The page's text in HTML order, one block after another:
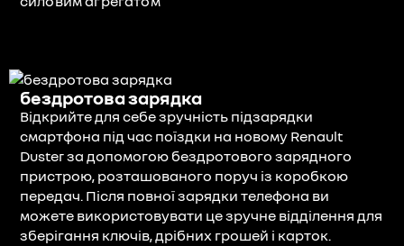
бездротова зарядка
Відкрийте для себе зручність підзарядки
смартфона під час поїздки на новому Renault
Duster за допомогою бездротового зарядного
пристрою, розташованого поруч із коробкою
передач. Після повної зарядки телефона ви
можете використовувати це зручне відділення для
зберігання ключів, дрібних грошей і карток.